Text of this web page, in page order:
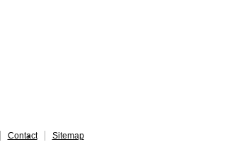
Contact Sitemap